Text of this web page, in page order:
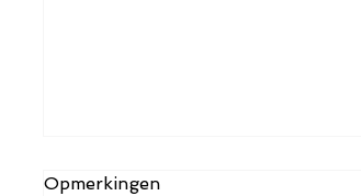
Opmerkingen